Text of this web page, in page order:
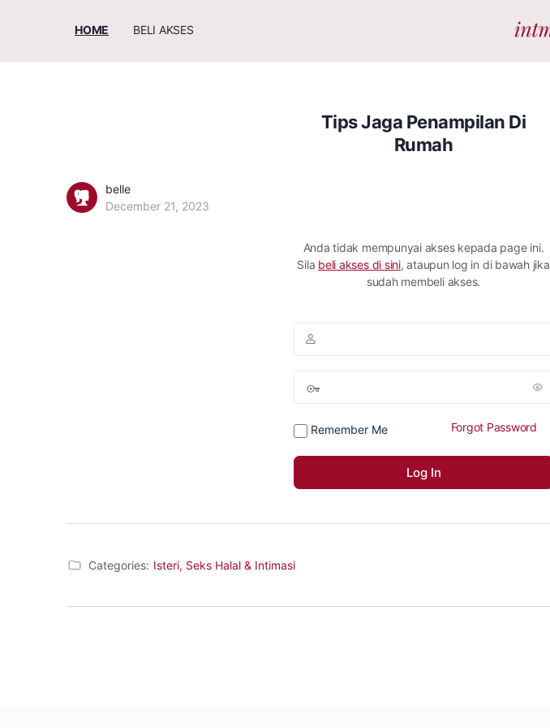
HOME BELI AKSES
Tips Jaga Penampilan Di
Rumah
belle
December 21, 2023
Anda tidak mempunyai akses kepada page ini.
Sila beli akses di sini, ataupun log in di bawah jika
sudah membeli akses.
Remember Me Forgot Password
Categories: Isteri, Seks Halal & Intimasi